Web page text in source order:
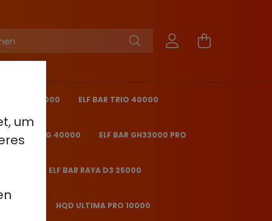
um
PRO 40000 ELF BAR TRIO 40000
BAR ICE KING 40000 ELF BAR GH33000 PRO
ELF BAR RAYA D3 25000
HQD ULTIMA PRO 10000